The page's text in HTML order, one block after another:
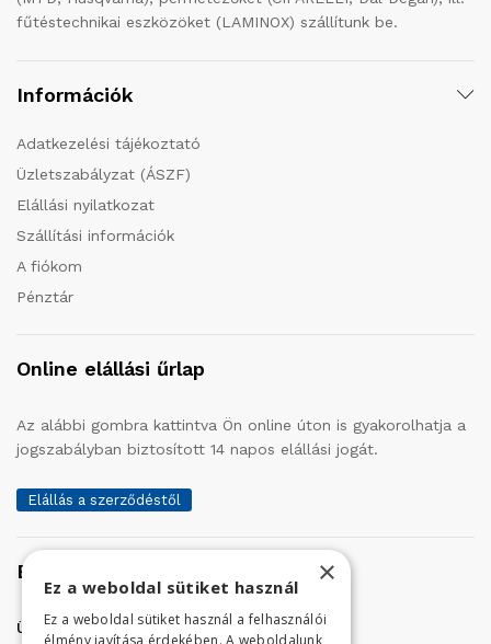
fűtéstechnikai eszközöket (LAMINOX) szállítunk be.
Információk
Adatkezelési tájékoztató
Üzletszabályzat (ÁSZF)
Elállási nyilatkozat
Szállítási információk
A fiókom
Pénztár
Online elállási űrlap
Az alábbi gombra kattintva Ön online úton is gyakorolhatja a
jogszabályban biztosított 14 napos elállási jogát.
Elállás a szerződéstől
Elérhetőség
Üzletünk címe:Szolnok, Vércse út 17.
×
Ez a weboldal sütiket használ
Ez a weboldal sütiket használ a felhasználói
élmény javítása érdekében. A weboldalunk